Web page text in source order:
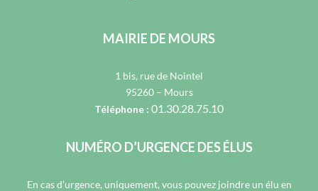
MAIRIE DE MOURS
1 bis, rue de Nointel
95260 – Mours
Téléphone : 01.30.28.75.10
NUMÉRO D’URGENCE DES ÉLUS
En cas d’urgence, uniquement, vous pouvez joindre un élu en